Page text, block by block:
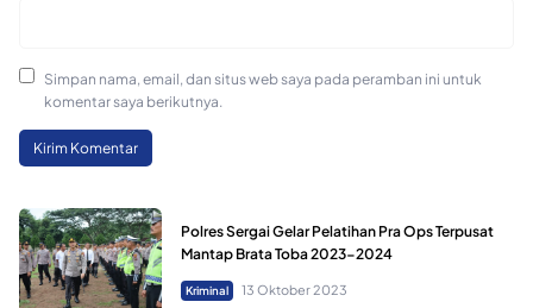
Simpan nama, email, dan situs web saya pada peramban ini untuk
komentar saya berikutnya.
Polres Sergai Gelar Pelatihan Pra Ops Terpusat
Mantap Brata Toba 2023-2024
Kriminal 13 Oktober 2023